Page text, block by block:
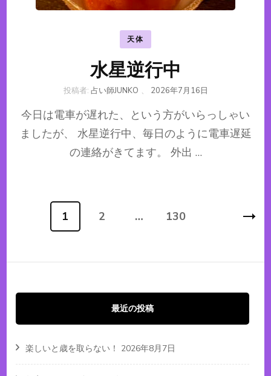
天体
水星逆行中
投稿者: 占い師JUNKO 、 2026年7月16日
今日は電車が遅れた、という方がいらっしゃい
ましたが、 水星逆行中、毎日のように電車遅延
の連絡がきてます。 外出 …
ビ
シ
ョ
固
ジ
1 固
2 … 固
130
最近の投稿
楽しいと歳を取らない！ 2026年8月7日